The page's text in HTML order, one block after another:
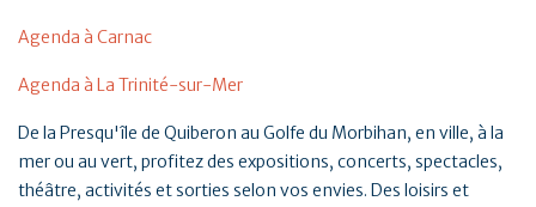
Agenda à Carnac
Agenda à La Trinité-sur-Mer
De la Presqu'île de Quiberon au Golfe du Morbihan, en ville, à la
mer ou au vert, profitez des expositions, concerts, spectacles,
théâtre, activités et sorties selon vos envies. Des loisirs et